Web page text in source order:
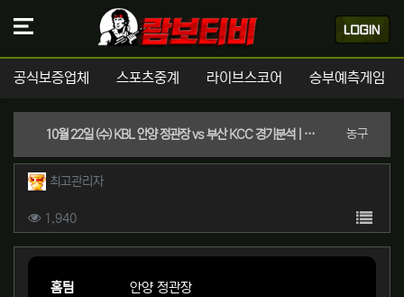
공식보증업체 스포츠중계 라이브스코어 승부예측게임
10월 22일 (수) KBL 안양 정관장 vs 부산 KCC 경기분석 | 실시간 스포츠중계 농구분류
작성자 정보
최고관리자작성
컨텐츠 정보
1,940조회 목록
본문
홈팀
안양 정관장